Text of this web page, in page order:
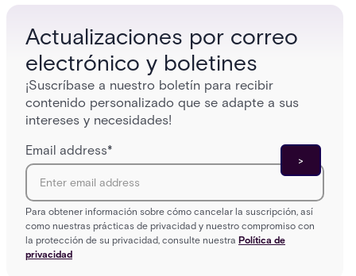
Actualizaciones por correo
electrónico y boletines
¡Suscríbase a nuestro boletín para recibir
contenido personalizado que se adapte a sus
intereses y necesidades!
Email address*
Para obtener información sobre cómo cancelar la suscripción, así
como nuestras prácticas de privacidad y nuestro compromiso con
la protección de su privacidad, consulte nuestra Política de
privacidad